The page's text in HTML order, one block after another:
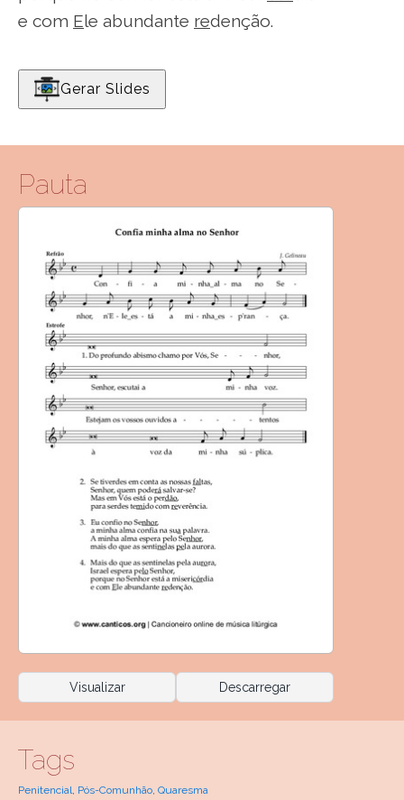
e com Ele abundante redenção.
Gerar Slides
Pauta
Visualizar Descarregar
Tags
Penitencial, Pós-Comunhão, Quaresma